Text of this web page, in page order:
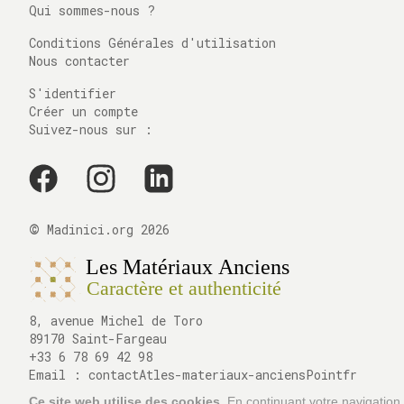
Qui sommes-nous ?
Conditions Générales d'utilisation
Nous contacter
S'identifier
Créer un compte
Suivez-nous sur :
© Madinici.org 2026
8, avenue Michel de Toro
89170 Saint-Fargeau
+33 6 78 69 42 98
Email : contactAtles-materiaux-anciensPointfr